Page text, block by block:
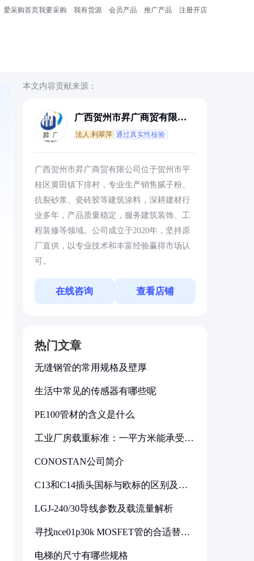
爱采购首页我要采购 我有货源 会员产品 推广产品 注册开店
本文内容贡献来源：
广西贺州市昇广商贸有限公
法人:利翠萍 通过真实性核验
广西贺州市昇广商贸有限公司位于贺州市平
桂区黄田镇下排村，专业生产销售腻子粉、
抗裂砂浆、瓷砖胶等建筑涂料，深耕建材行
业多年，产品质量稳定，服务建筑装饰、工
程装修等领域。公司成立于2020年，坚持原
厂直供，以专业技术和丰富经验赢得市场认
可。
在线咨询 查看店铺
热门文章
无缝钢管的常用规格及壁厚
生活中常见的传感器有哪些呢
PE100管材的含义是什么
工业厂房载重标准：一平方米能承受多
CONOSTAN公司简介
C13和C14插头国标与欧标的区别及其
LGJ-240/30导线参数及载流量解析
寻找nce01p30k MOSFET管的合适替代
电梯的尺寸有哪些规格